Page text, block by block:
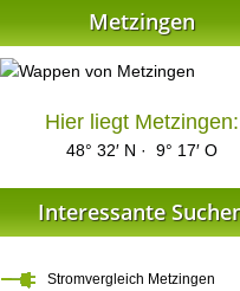
Metzingen
Hier liegt Metzingen:
48° 32′ N · 9° 17′ O
Interessante
Stromvergleich Metzingen